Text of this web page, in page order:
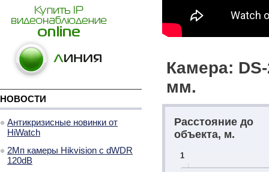
Камера:
мм.
Расстояние до
объекта, м.
1
НОВОСТИ
Антикризисные новинки от
HiWatch
2Мп камеры Hikvision с dWDR
120dB